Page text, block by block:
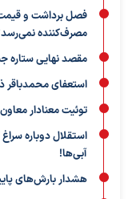
فصل برداشت و
مصرف‌کننده
مقصد نهایی
استعفای محمدباقر
توئیت معنادار
استقلال دوباره
آبی‌ها!
هشدار بارش‌های